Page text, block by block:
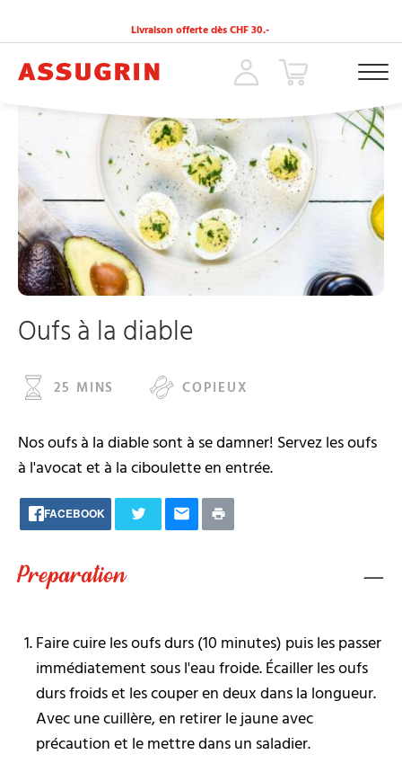
Livraison offerte dès CHF 30.-
ACCUEIL RECETTES » OUFS À LA DIABLE
Oufs à la diable
25 MINS COPIEUX
Nos oufs à la diable sont à se damner! Servez les oufs
à l'avocat et à la ciboulette en entrée.
FACEBOOK
Preparation
Faire cuire les oufs durs (10 minutes) puis les passer
immédiatement sous l'eau froide. Écailler les oufs
durs froids et les couper en deux dans la longueur.
Avec une cuillère, en retirer le jaune avec
précaution et le mettre dans un saladier.